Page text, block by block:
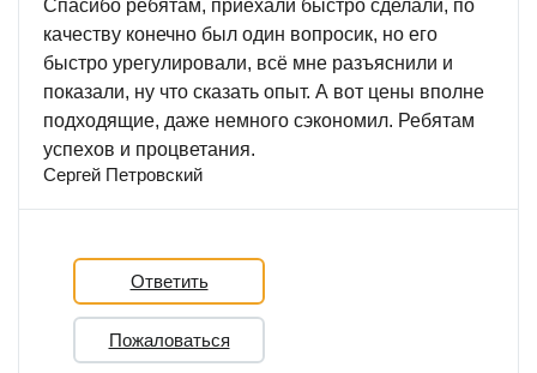
Спасибо ребятам, приехали быстро сделали, по
качеству конечно был один вопросик, но его
быстро урегулировали, всё мне разъяснили и
показали, ну что сказать опыт. А вот цены вполне
подходящие, даже немного сэкономил. Ребятам
успехов и процветания.
Сергей Петровский
Ответить
Пожаловаться